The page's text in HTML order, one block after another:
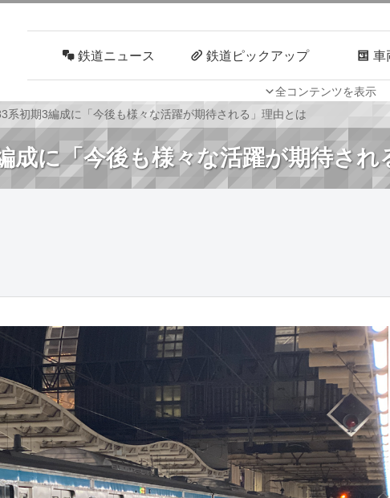
全コンテンツを表示
鉄道ニュース 鉄道ピックアップ 車
車両技術 路線探訪
系初期3編成に「今後も様々な活躍が期待される」理由とは
成に「今後も様々な活躍が期待され